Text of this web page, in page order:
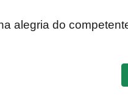
alegria do